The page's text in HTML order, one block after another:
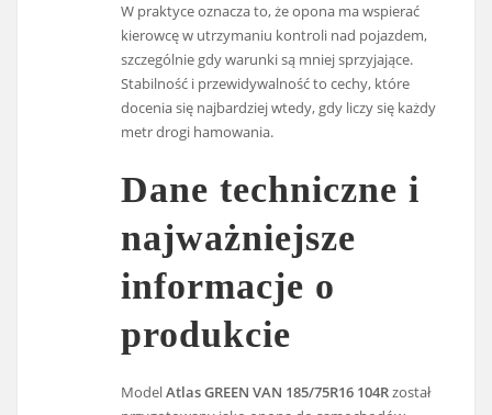
W praktyce oznacza to, że opona ma wspierać
kierowcę w utrzymaniu kontroli nad pojazdem,
szczególnie gdy warunki są mniej sprzyjające.
Stabilność i przewidywalność to cechy, które
docenia się najbardziej wtedy, gdy liczy się każdy
metr drogi hamowania.
Dane techniczne i
najważniejsze
informacje o
produkcie
ModelAtlas GREEN VAN 185/75R16 104Rzostał